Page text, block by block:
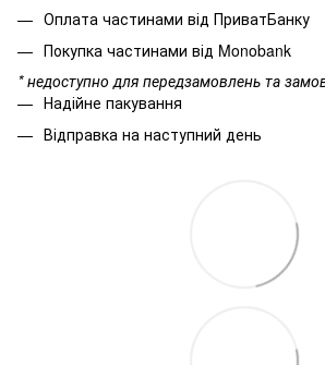
Оплата частинами від ПриватБанку
Покупка частинами від Monobank
* недоступно для передзамовлень та
Надійне пакування
Відправка на наступний день